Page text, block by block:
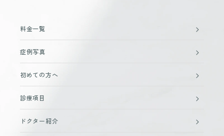
料金一覧
症例写真
初めての方へ
診療項目
ドクター紹介